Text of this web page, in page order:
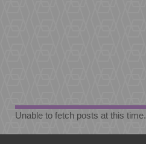
Unable to fetch posts at this time.